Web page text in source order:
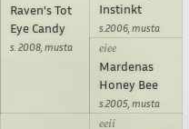
Raven’s Tot
Eye Candy
s. 2008, musta
Instinkt
s.2006, musta
Mardenas
Honey Bee
s.2005, musta